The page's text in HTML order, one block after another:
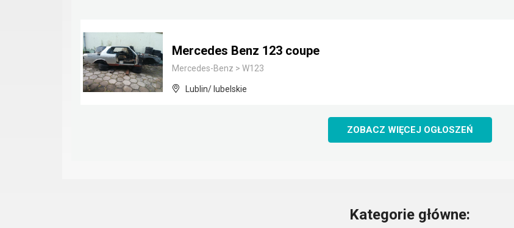
Mercedes Benz 123 coupe
Mercedes-Benz > W123
Lublin/ lubelskie
ZOBACZ WIĘCEJ OGŁOSZEŃ
Kategorie główne: